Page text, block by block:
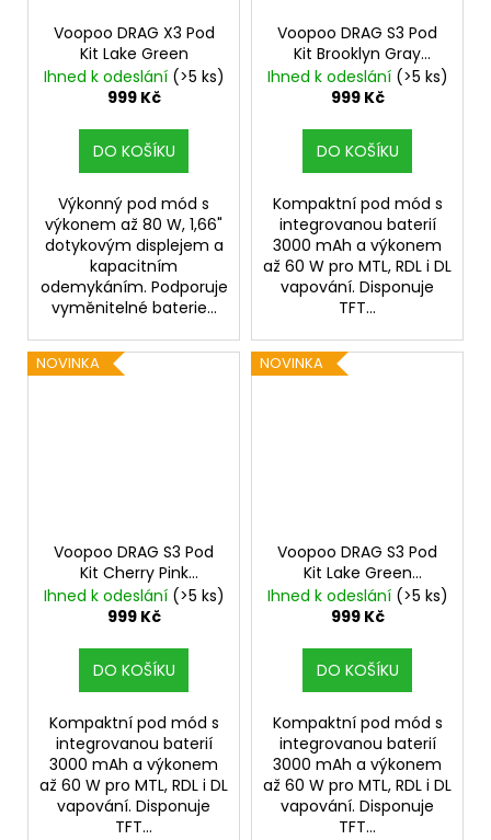
Voopoo DRAG X3 Pod
Kit Lake Green
Ihned k odeslání (>5 ks)
999 Kč
DO KOŠÍKU
Výkonný pod mód s
výkonem až 80 W, 1,66"
dotykovým displejem a
kapacitním
odemykáním. Podporuje
vyměnitelné baterie...
Voopoo DRAG S3 Pod
Kit Brooklyn Gray
3000mAh
Ihned k odeslání (>5 ks)
999 Kč
DO KOŠÍKU
Kompaktní pod mód s
integrovanou baterií
3000 mAh a výkonem
až 60 W pro MTL, RDL i DL
vapování. Disponuje
TFT...
NOVINKA
Voopoo DRAG S3 Pod
Kit Cherry Pink
3000mAh
Ihned k odeslání (>5 ks)
999 Kč
DO KOŠÍKU
Kompaktní pod mód s
integrovanou baterií
3000 mAh a výkonem
až 60 W pro MTL, RDL i DL
vapování. Disponuje
TFT...
NOVINKA
Voopoo DRAG S3 Pod
Kit Lake Green
3000mAh
Ihned k odeslání (>5 ks)
999 Kč
DO KOŠÍKU
Kompaktní pod mód s
integrovanou baterií
3000 mAh a výkonem
až 60 W pro MTL, RDL i DL
vapování. Disponuje
TFT...